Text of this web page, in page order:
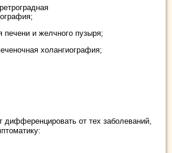
печени и желчного пузыря;
холангиография;
дифференцировать от тех заболеваний,